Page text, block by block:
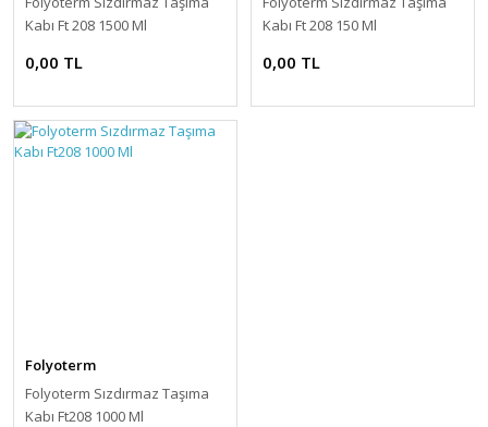
Kabı Ft 208 1500 Ml
0,00 TL
Kabı Ft 208 150 Ml
0,00 TL
Folyoterm
Folyoterm Sızdırmaz Taşıma
Kabı Ft208 1000 Ml